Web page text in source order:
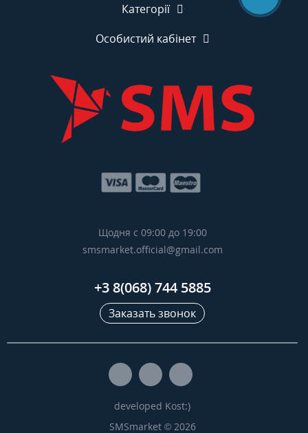
Категорії
Особистий кабінет
Щодня с 09:00 до 19:00
smsmarket.official@gmail.com
+3 8(068) 744 5885
Заказать звонок
SMSmarket © 2026
developed Kost:)